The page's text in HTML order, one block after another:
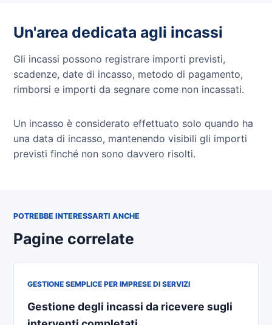
Un'area dedicata agli incassi
Gli incassi possono registrare importi previsti,
scadenze, date di incasso, metodo di pagamento,
rimborsi e importi da segnare come non incassati.
Un incasso è considerato effettuato solo quando ha
una data di incasso, mantenendo visibili gli importi
previsti finché non sono davvero risolti.
POTREBBE INTERESSARTI ANCHE
Pagine correlate
GESTIONE SEMPLICE PER IMPRESE DI SERVIZI
Gestione degli incassi da ricevere sugli